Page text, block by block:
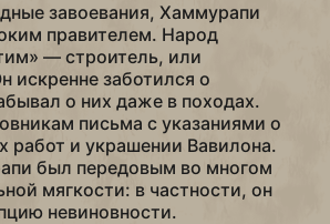
завоевания, Хаммурапи
правителем. Народ
— строитель, или
искренне заботился о
о них даже в походах.
письма с указаниями о
работ и украшении Вавилона.
был передовым во многом
мягкости: в частности, он
невиновности.